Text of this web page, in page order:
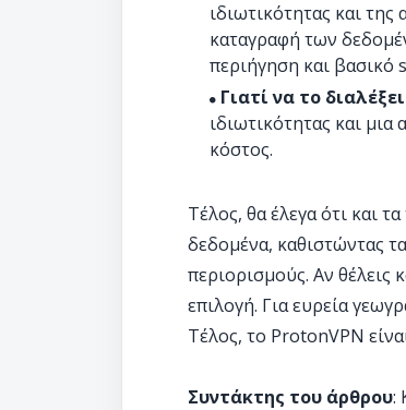
ιδιωτικότητας και
καταγραφή των
περιήγηση και βασικό
Γιατί να το
ιδιωτικότητας και
κόστος.
Τέλος, θα έλεγα ότι και
δεδομένα, καθιστώντας
περιορισμούς. Αν θέλεις
επιλογή. Για ευρεία
Τέλος, το ProtonVPN
Συντάκτης του άρθρου: